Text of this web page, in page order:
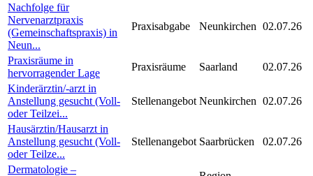
Nachfolge für
Nervenarztpraxis
(Gemeinschaftspraxis) in
Neun...
Praxisabgabe Neunkirchen 02.07.26
Praxisräume in
hervorragender Lage
Praxisräume Saarland
02.07.26
Kinderärztin/-arzt in
Anstellung gesucht (Voll-
oder Teilzei...
Stellenangebot Neunkirchen 02.07.26
Hausärztin/Hausarzt in
Anstellung gesucht (Voll-
oder Teilze...
Stellenangebot Saarbrücken 02.07.26
Dermatologie –